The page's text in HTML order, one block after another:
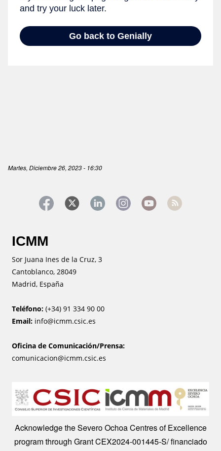
Martes, Diciembre 26, 2023 - 16:30
ICMM
Sor Juana Ines de la Cruz, 3
Cantoblanco, 28049
Madrid, España
Teléfono: (+34) 91 334 90 00
Email: info@icmm.csic.es
Oficina de Comunicación/Prensa:
comunicacion@icmm.csic.es
Image
Acknowledge the Severo Ochoa Centres of Excellence
program through Grant CEX2024-001445-S/ financiado